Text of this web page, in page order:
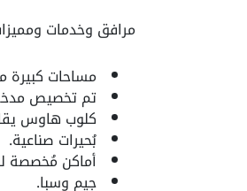
مرافق وخدمات
مساحات كبيرة
تم تخصيص
كلوب هاوس يقام
بُحيرات صناعية.
أماكن مُخصصة
جيم وسبا.